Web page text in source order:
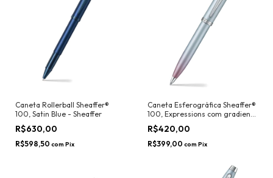
Caneta Rollerball Sheaffer®
100, Satin Blue - Sheaffer
R$630,00
R$598,50 com Pix
Caneta Esferográfica Sheaffer®
100, Expressions com gradiente
perolado azul e roxo - Sheaffer
R$420,00
R$399,00 com Pix